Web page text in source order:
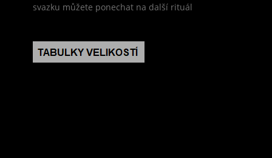
svazku můžete ponechat na další rituál